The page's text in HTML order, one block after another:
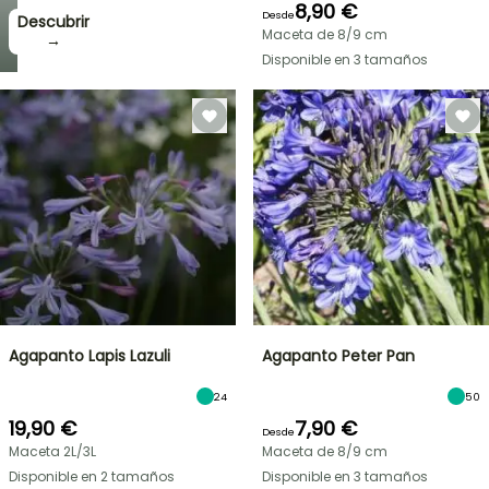
Descubrir
→
Desde8,90 €
Maceta de 8/9 cm
Disponible en 3 tamaños
Agapanto Lapis Lazuli
24
19,90 €
Maceta 2L/3L
Disponible en 2 tamaños
Agapanto Peter Pan
50
Desde7,90 €
Maceta de 8/9 cm
Disponible en 3 tamaños